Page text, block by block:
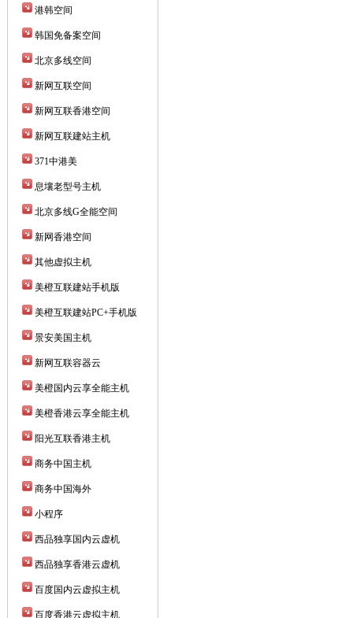
港韩空间
韩国免备案空间
北京多线空间
新网互联空间
新网互联香港空间
新网互联建站主机
371中港美
息壤老型号主机
北京多线G全能空间
新网香港空间
其他虚拟主机
美橙互联建站手机版
美橙互联建站PC+手机版
景安美国主机
新网互联容器云
美橙国内云享全能主机
美橙香港云享全能主机
阳光互联香港主机
商务中国主机
商务中国海外
小程序
西品独享国内云虚机
西品独享香港云虚机
百度国内云虚拟主机
百度香港云虚拟主机